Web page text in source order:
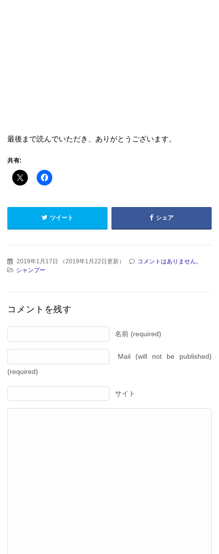
最後まで読んでいただき、ありがとうございます。
共有:
ツイート シェア
2019年1月17日 （2019年1月22日更新）
コメントはありません。
シャンプー
コメントを残す
名前 (required)
Mail (will not be published)
(required)
サイト